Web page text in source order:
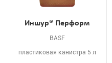
Иншур® Перформ
BASF
пластиковая канистра 5 л